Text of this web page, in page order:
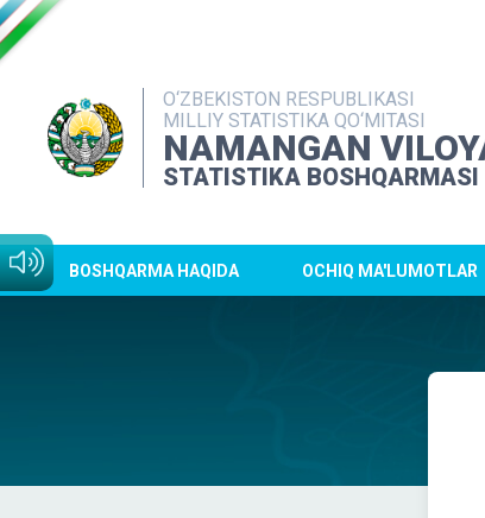
O‘ZBEKISTON RESPUBLIKASI
MILLIY STATISTIKA QO‘MITASI
NAMANGAN
STATISTIKA BOSHQARMASI
BOSHQARMA HAQIDA OCHIQ MA'LUMOTLAR